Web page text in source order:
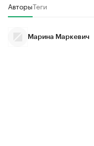
АвторыТеги
Марина Маркевич